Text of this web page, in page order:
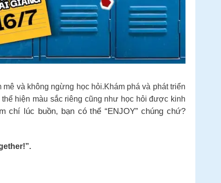
và không ngừng học hỏi.Khám phá và phát triển
hiện màu sắc riêng cũng như học hỏi được kinh
lúc buồn, bạn có thể “ENJOY” chúng chứ?